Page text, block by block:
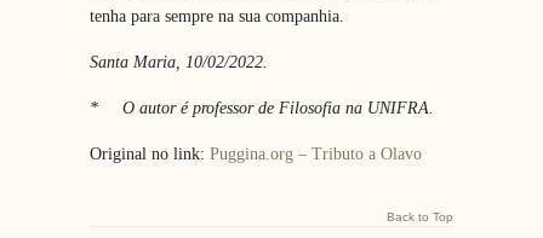
tenha para sempre na sua companhia.
Santa Maria, 10/02/2022.
* O autor é professor de Filosofia na UNIFRA.
Original no link: Puggina.org – Tributo a Olavo
Back to Top